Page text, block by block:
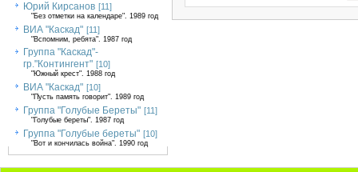
Юрий Кирсанов [11]
"Без отметки на календаре". 1989 год
ВИА "Каскад" [11]
"Вспомним, ребята". 1987 год
Группа "Каскад"-
гр."Контингент" [10]
"Южный крест". 1988 год
ВИА "Каскад" [10]
"Пусть память говорит". 1989 год
Группа "Голубые Береты" [11]
"Голубые береты". 1987 год
Группа "Голубые береты" [10]
"Вот и кончилась война". 1990 год